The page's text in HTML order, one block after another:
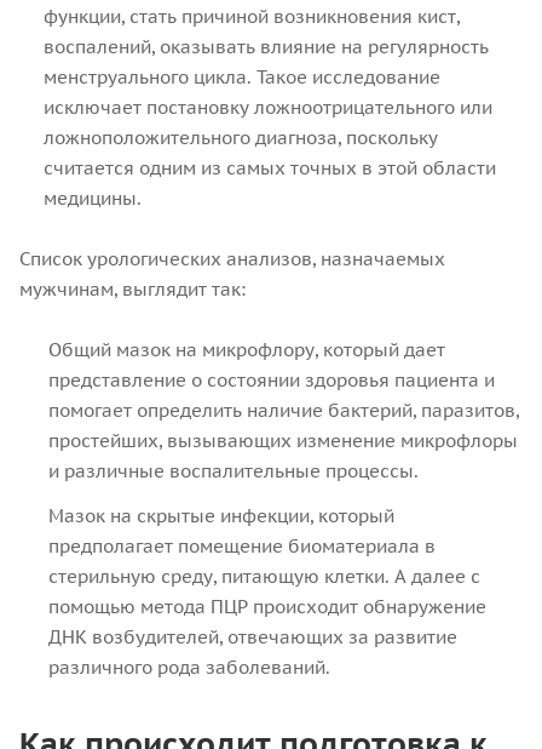
функции, стать причиной возникновения кист,
воспалений, оказывать влияние на регулярность
менструального цикла. Такое исследование
исключает постановку ложноотрицательного или
ложноположительного диагноза, поскольку
считается одним из самых точных в этой области
медицины.
Список урологических анализов, назначаемых
мужчинам, выглядит так:
Общий мазок на микрофлору, который дает
представление о состоянии здоровья пациента и
помогает определить наличие бактерий, паразитов,
простейших, вызывающих изменение микрофлоры
и различные воспалительные процессы.
Мазок на скрытые инфекции, который
предполагает помещение биоматериала в
стерильную среду, питающую клетки. А далее с
помощью метода ПЦР происходит обнаружение
ДНК возбудителей, отвечающих за развитие
различного рода заболеваний.